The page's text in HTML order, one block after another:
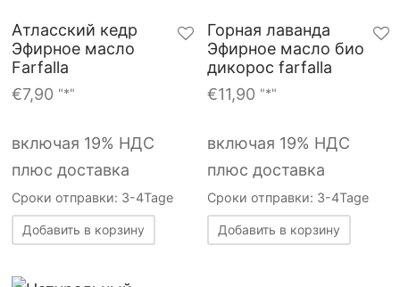
Атласский кедр
Эфирное масло
Farfalla
€7,90 "*"
включая 19% НДС
плюс доставка
Сроки отправки: 3-4Tage
Добавить в корзину
Горная лаванда
Эфирное масло био
дикорос farfalla
€11,90 "*"
включая 19% НДС
плюс доставка
Сроки отправки: 3-4Tage
Добавить в корзину